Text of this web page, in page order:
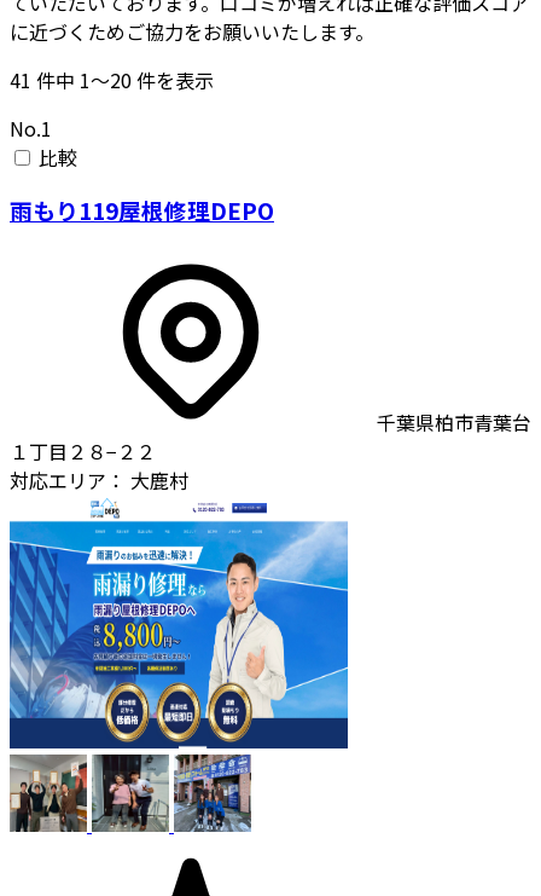
に近づくためご協力をお願いいたします。
41 件中 1〜20件を表示
No.1
比較
雨もり119屋根修理DEPO
千葉県柏市青葉台
１丁目２８−２２
対応エリア： 大鹿村